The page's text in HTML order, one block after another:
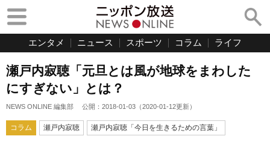
エンタメ ニュース スポーツ コラム ライフ
瀬戸内寂聴「元旦とは風が地球をまわした
にすぎない」とは？
NEWS ONLINE 編集部 公開： 2018-01-03 （2020-01-12更新）
コラム 瀬戸内寂聴 瀬戸内寂聴「今日を生きるための言葉」